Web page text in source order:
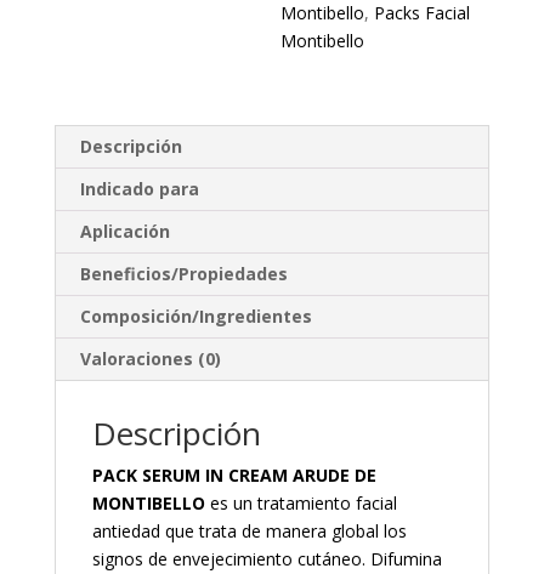
Montibello, Packs Facial
Montibello
Descripción
Indicado para
Aplicación
Beneficios/Propiedades
Composición/Ingredientes
Valoraciones (0)
Descripción
PACK SERUM IN CREAM ARUDE DE
MONTIBELLO es un tratamiento facial
antiedad que trata de manera global los
signos de envejecimiento cutáneo. Difumina